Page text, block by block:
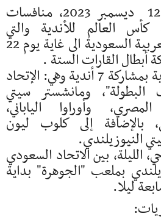
تنطلق اليوم الثلاثاء 12 ديسمبر 2023، منافسات
لبطولة كأس العالم للأندية والتي
ستحتضنها المملكة العربية السعودية الى غاية يوم 22
القارات الستة .
وسيقام مونديال الأندية بمشاركة 7 أندية وهي: الإتحاد
ومانشستر سيتي
وأوراوا الياباني،
بالإضافة إلى كلوب ليون
النيوزيلندي.
الليلة، بين الاتحاد السعودي
بملعب "الجوهرة" بداية
ليلا.